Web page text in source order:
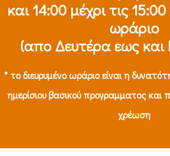
και 14:00 μέχρι τις
ωράριο
(απο Δευτέρα εως
* το διευρυμένο ωράριο είναι η
ημερίσιου βασικού προγραμματος και
χρέωση